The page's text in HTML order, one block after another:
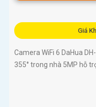
Giá
Camera WiFi 6 DaHua
355° trong nhà 5MP hỗ